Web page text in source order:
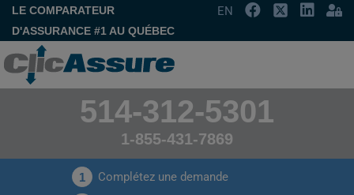
LE COMPARATEUR
D'ASSURANCE #1 AU QUÉBEC
EN
514-312-5301
1-855-431-7869
1 Complétez une demande